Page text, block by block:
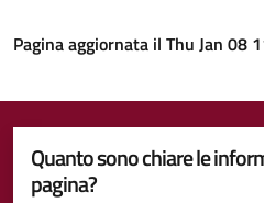
Pagina aggiornata il Thu Jan 08
Quanto sono chiare le
pagina?